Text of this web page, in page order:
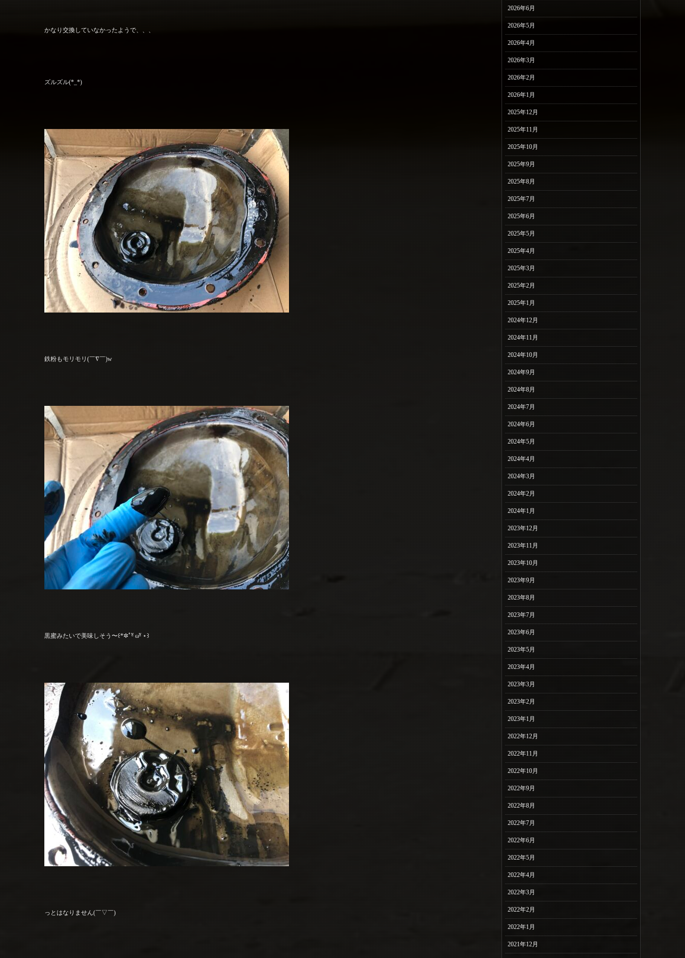
かなり交換していなかったようで、、、
ズルズル(*_*)
鉄粉もモリモリ(￣∇￣)w
黒蜜みたいで美味しそう〜꒰*✲ﾟᵅั ωᵅั ⋆꒱
っとはなりません(￣▽￣)
2026年6月
2026年5月
2026年4月
2026年3月
2026年2月
2026年1月
2025年12月
2025年11月
2025年10月
2025年9月
2025年8月
2025年7月
2025年6月
2025年5月
2025年4月
2025年3月
2025年2月
2025年1月
2024年12月
2024年11月
2024年10月
2024年9月
2024年8月
2024年7月
2024年6月
2024年5月
2024年4月
2024年3月
2024年2月
2024年1月
2023年12月
2023年11月
2023年10月
2023年9月
2023年8月
2023年7月
2023年6月
2023年5月
2023年4月
2023年3月
2023年2月
2023年1月
2022年12月
2022年11月
2022年10月
2022年9月
2022年8月
2022年7月
2022年6月
2022年5月
2022年4月
2022年3月
2022年2月
2022年1月
2021年12月